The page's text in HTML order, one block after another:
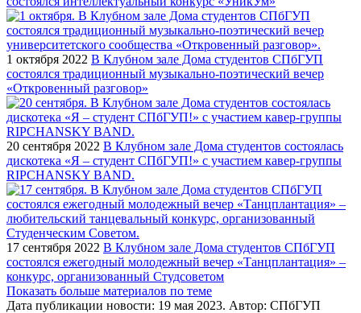
1 октября 2022 В Клубном зале Дома студентов СПбГУП
состоялся традиционный музыкально-поэтический вечер
«Откровенный разговор»
20 сентября 2022 В Клубном зале Дома студентов состоялась
дискотека «Я – студент СПбГУП!» с участием кавер-группы
RIPCHANSKY BAND.
17 сентября 2022 В Клубном зале Дома студентов СПбГУП
состоялся ежегодный молодежный вечер «Танцплантация» –
конкурс, организованный Студсоветом
Показать больше материалов по теме
Дата публикации новости: 19 мая 2023. Автор: СПбГУП